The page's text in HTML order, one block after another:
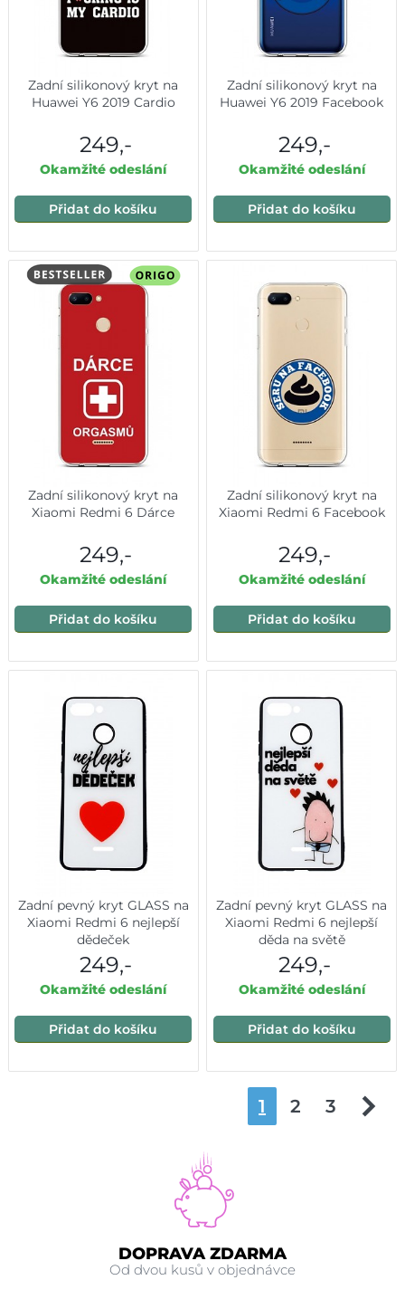
Zadní silikonový kryt na
Huawei Y6 2019 Cardio
249,-
Okamžité odeslání
Přidat do košíku
Zadní silikonový kryt na
Huawei Y6 2019 Facebook
249,-
Okamžité odeslání
Přidat do košíku
Zadní silikonový kryt na
Xiaomi Redmi 6 Dárce
249,-
Okamžité odeslání
Přidat do košíku
Zadní silikonový kryt na
Xiaomi Redmi 6 Facebook
249,-
Okamžité odeslání
Přidat do košíku
Zadní pevný kryt GLASS na
Xiaomi Redmi 6 nejlepší
dědeček
249,-
Okamžité odeslání
Přidat do košíku
Zadní pevný kryt GLASS na
Xiaomi Redmi 6 nejlepší
děda na světě
249,-
Okamžité odeslání
Přidat do košíku
1 2 3
DOPRAVA ZDARMA
Od dvou kusů v objednávce